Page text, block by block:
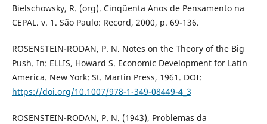
Bielschowsky, R. (org). Cinqüenta Anos de Pensamento na
CEPAL. v. 1. São Paulo: Record, 2000, p. 69-136.
ROSENSTEIN-RODAN, P. N. Notes on the Theory of the Big
Push. In: ELLIS, Howard S. Economic Development for Latin
America. New York: St. Martin Press, 1961. DOI:
https://doi.org/10.1007/978-1-349-08449-4_3
ROSENSTEIN-RODAN, P. N. (1943), Problemas da